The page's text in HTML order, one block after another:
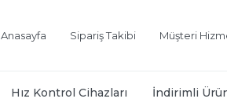
Anasayfa Sipariş Takibi Müşteri
Hız Kontrol Cihazları İndirimli